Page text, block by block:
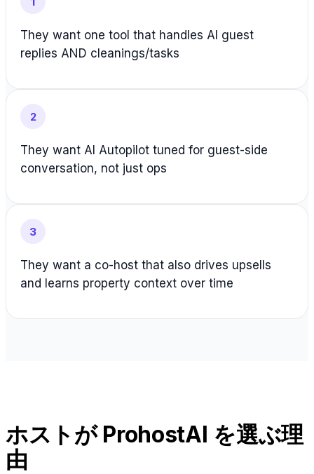
They want one tool that handles AI guest
replies AND cleanings/tasks
2
They want AI Autopilot tuned for guest-side
conversation, not just ops
3
They want a co-host that also drives upsells
and learns property context over time
ホストが ProhostAI を選ぶ理
由